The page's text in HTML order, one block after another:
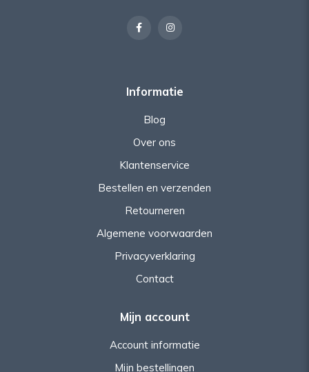
Informatie
Blog
Over ons
Klantenservice
Bestellen en verzenden
Retourneren
Algemene voorwaarden
Privacyverklaring
Contact
Mijn account
Account informatie
Mijn bestellingen